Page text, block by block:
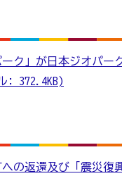
ーク」が日本ジオパ
: 372.4KB)
の返還及び「震災復